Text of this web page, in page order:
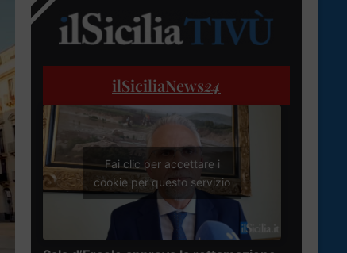
ilSiciliaNews24
Fai clic per accettare i
cookie per questo servizio